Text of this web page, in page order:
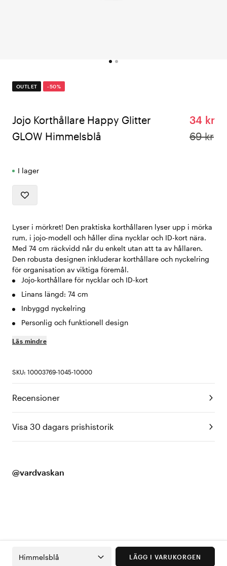
OUTLET -50%
Jojo Korthållare Happy Glitter
GLOW Himmelsblå
34 kr
69 kr
I lager
Lyser i mörkret! Den praktiska korthållaren lyser upp i mörka
rum, i jojo-modell och håller dina nycklar och ID-kort nära.
Med 74 cm räckvidd når du enkelt utan att ta av hållaren.
Den robusta designen inkluderar korthållare och nyckelring
för organisation av viktiga föremål.
Jojo-korthållare för nycklar och ID-kort
Linans längd: 74 cm
Inbyggd nyckelring
Personlig och funktionell design
Läs mindre
SKU: 10003769-1045-10000
Recensioner
Visa 30 dagars prishistorik
@vardvaskan
Himmelsblå LÄGG I VARUKORGEN